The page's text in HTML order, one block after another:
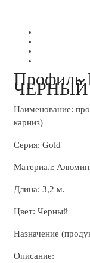
Профиль
ЧЕРНЫЙ
Наименование:
карниз)
Серия: Gold
Материал:
Длина: 3,2 м.
Цвет: Черный
Назначение
Описание: